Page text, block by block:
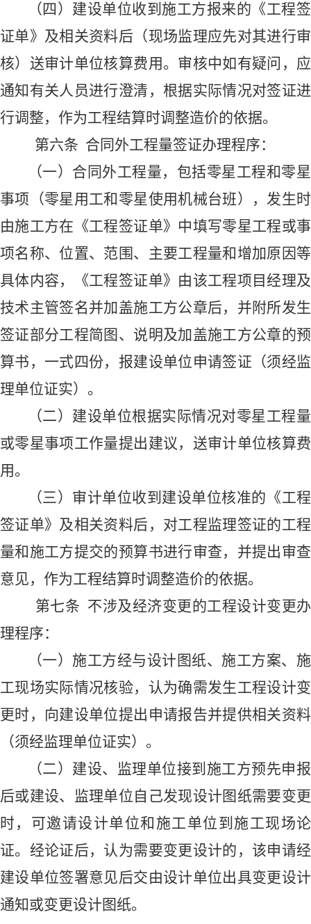
（四）建设单位收到施工方报来的《工程签
证单》及相关资料后 （现场监理应先对其进行审
核）送审计单位核算费用 。审核中如有疑问，应
通知有关人员进行澄清，根据实际情况对签证进
行调整， 作为工程结算时调整造价的依据。
第六条 合同外工程量签证办理程序：
（一） 合同外工程量，包括零星工程和零星
事项（零星用工和零星使用机械台班），发生时
由施工方在《工程签证单》中填写零星工程或事
项名称、位置、范围、主要工程量和增加原因等
具体内容，《工程签证单》由该工程项目经理及
技术主管签名并加盖施工方公章后，并附所发生
签证部分工程简图、说明及加盖施工方公章的预
算书，一式四份，报建设单位申请签证 （须经监
理单位证实） 。
（二）建设单位根据实际情况对零星工程量
或零星事项工作量提出建议，送审计单位核算费
用 。
（三）审计单位收到 建设单位核准的《工程
签证单》及相关资料后，对工程监理签证的工程
量和施工方提交的预算书进行审查，并提出审查
意见，作为工程结算时调整造价的依据。
第七条 不涉及经济变更的工程设计变更办
理程序：
（一） 施工方经与设计图纸、 施工方案、施
工现场实际情况核验，认为确需发生工程设计变
更时，向建设单位提出申请报告并提供相关资料
（须经监理单位证实） 。
（二）建设、监理单位接到施工方预先申报
后或建设、监理单位自己发现设计图纸需要变更
时， 可邀请设计单位和施工单位到施工现场论
证。经论证后，认为需要变更设计的， 该申请经
建设单位签署意见后交由设计单位出具变更设计
通知或变更设计图纸。